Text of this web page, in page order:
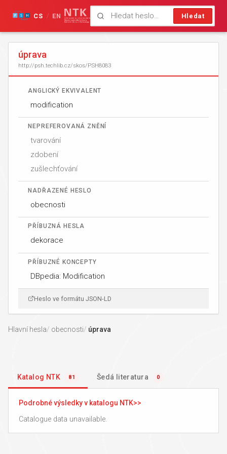
Hledat
CS / EN
úprava
http://psh.techlib.cz/skos/PSH8083
ANGLICKÝ EKVIVALENT
modification
NEPREFEROVANÁ ZNĚNÍ
tvarování
zdobení
zušlechťování
NADŘAZENÉ HESLO
obecnosti
PŘÍBUZNÁ HESLA
dekorace
PŘÍBUZNÉ KONCEPTY
DBpedia: Modification
Heslo ve formátu JSON-LD
Hlavní hesla obecnosti úprava
Katalog NTK 81 Šedá literatura 0
Podrobné výsledky v katalogu NTK
Catalogue data unavailable.